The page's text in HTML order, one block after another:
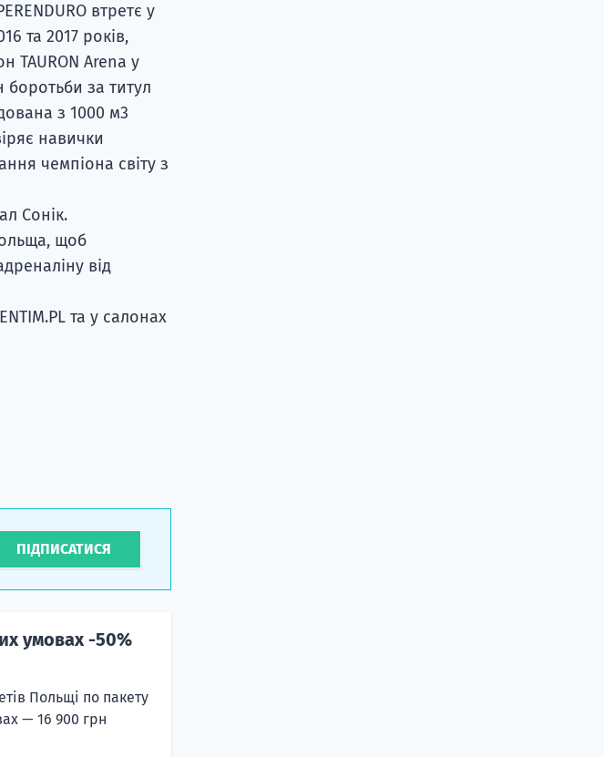
втретє у
та 2017 років,
TAURON Arena у
за титул
з 1000 м3
навички
чемпіона світу з
Сонік.
щоб
від
та у салонах
ПІДПИСАТИСЯ
умовах -50%
Польщі по пакету
— 16 900 грн